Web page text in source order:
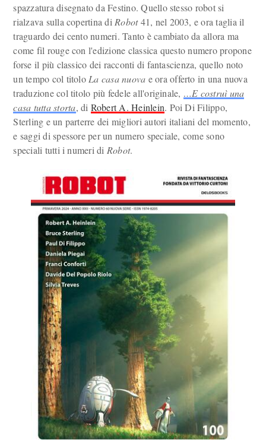
spazzatura disegnato da Festino. Quello stesso robot si
rialzava sulla copertina di Robot41, nel 2003, e ora taglia il
traguardo dei cento numeri. Tanto è cambiato da allora ma
come fil rouge con l'edizione classica questo numero propone
forse il più classico dei racconti di fantascienza, quello noto
un tempo col titolo La casa nuova e ora offerto in una nuova
traduzione col titolo più fedele all'originale, …E costruì una
casa tutta storta, di Robert A. Heinlein. Poi Di Filippo,
Sterling e un parterre dei migliori autori italiani del momento,
e saggi di spessore per un numero speciale, come sono
speciali tutti i numeri di Robot.